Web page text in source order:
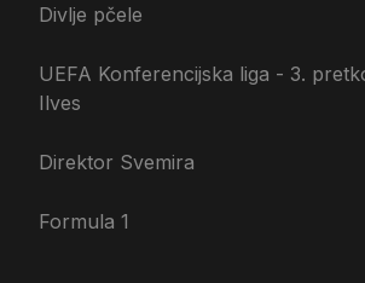
Divlje pčele
UEFA Konferencijska liga - 3.
Ilves
Direktor Svemira
Formula 1